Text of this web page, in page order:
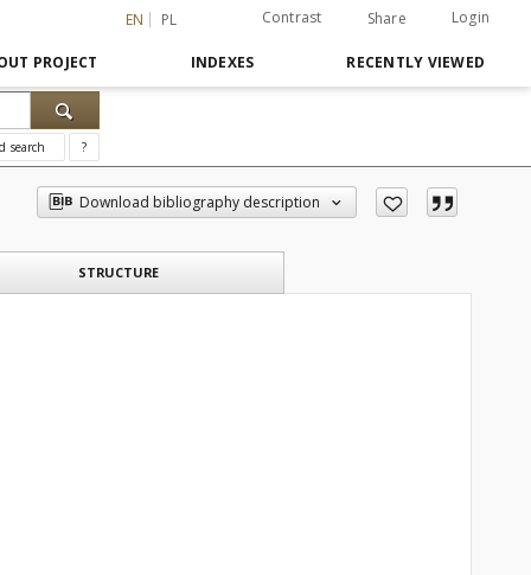
EN PL Contrast Share Login
PROJECT INDEXES RECENTLY VIEWED
search ?
Download bibliography description
STRUCTURE